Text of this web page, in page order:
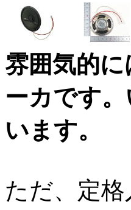
雰囲気的
ーカです
います。
ただ、定